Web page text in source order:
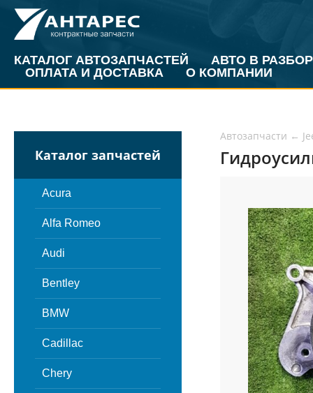
КАТАЛОГ АВТОЗАПЧАСТЕЙ
АВТО В РАЗБОР
ОПЛАТА И ДОСТАВКА
О КОМПАНИИ
Каталог запчастей
Acura
Alfa Romeo
Audi
Bentley
BMW
Cadillac
Chery
Автозапчасти ←